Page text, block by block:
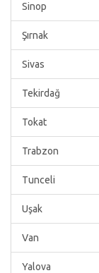
Sinop
Şırnak
Sivas
Tekirdağ
Tokat
Trabzon
Tunceli
Uşak
Van
Yalova